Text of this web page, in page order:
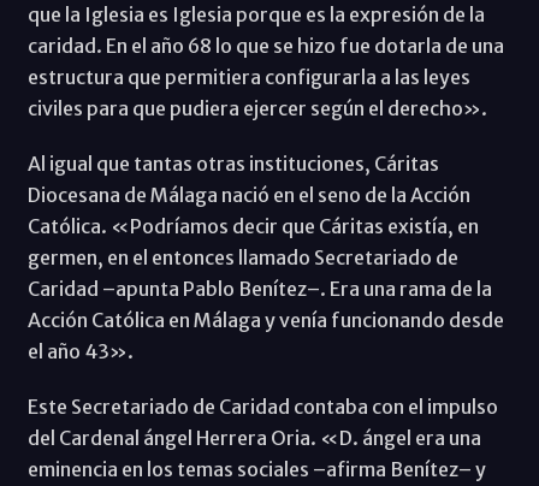
que la Iglesia es Iglesia porque es la expresión de la
caridad. En el año 68 lo que se hizo fue dotarla de una
estructura que permitiera configurarla a las leyes
civiles para que pudiera ejercer según el derecho».
Al igual que tantas otras instituciones, Cáritas
Diocesana de Málaga nació en el seno de la Acción
Católica. «Podríamos decir que Cáritas existía, en
germen, en el entonces llamado Secretariado de
Caridad –apunta Pablo Benítez–. Era una rama de la
Acción Católica en Málaga y venía funcionando desde
el año 43».
Este Secretariado de Caridad contaba con el impulso
del Cardenal ángel Herrera Oria. «D. ángel era una
eminencia en los temas sociales –afirma Benítez– y